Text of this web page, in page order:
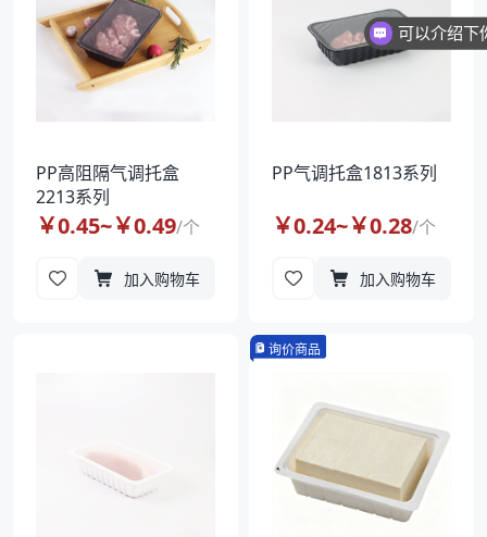
PP高阻隔气调托盒
2213系列
￥0.45~￥0.49/个
加入购物车
PP气调托盒1813系列
￥0.24~￥0.28/个
加入购物车
询价商品